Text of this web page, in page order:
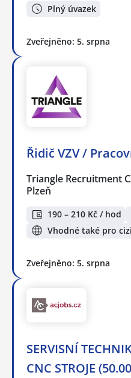
Plný úvazek
Zveřejněno: 5. srpna
Řidič VZV /
Triangle Recruitment
Plzeň
190 – 210 Kč / hod
Vhodné také pro
Zveřejněno: 5. srpna
SERVISNÍ
CNC STROJE